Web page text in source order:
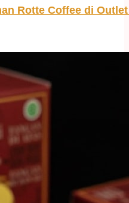
Rotte Coffee di